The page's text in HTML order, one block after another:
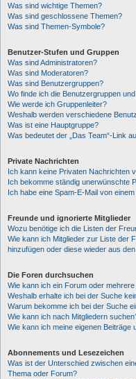
Was sind wichtige Themen?
Was sind geschlossene Themen?
Was sind Themen-Symbole?
Benutzer-Stufen und Gruppen
Was sind Administratoren?
Was sind Moderatoren?
Was sind Benutzergruppen?
Wo finde ich die Benutzergruppen
Wie werde ich Gruppenleiter?
Weshalb werden verschiedene
Was ist eine Hauptgruppe?
Was bedeutet der „Das Team“-Link
Private Nachrichten
Ich kann keine Privaten Nachrichten
Ich bekomme ständig unerwünschte
Ich habe eine Spam-E-Mail von
Freunde und ignorierte Mitglieder
Wozu benötige ich die Listen der
Wie kann ich Mitglieder zur Liste der
hinzufügen oder diese wieder aus
Die Foren durchsuchen
Wie kann ich ein Forum oder
Weshalb erhalte ich bei der Suche
Warum bekomme ich bei der Suche
Wie kann ich nach Mitgliedern
Wie kann ich meine eigenen Beiträge
Abonnements und Lesezeichen
Was ist der Unterschied zwischen
Thema oder Forum?